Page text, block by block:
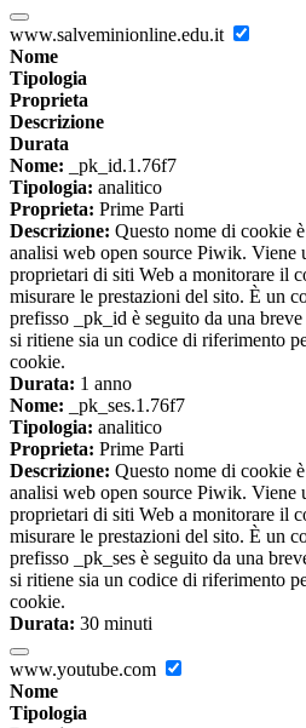
www.salveminionline.edu.it
Nome
Tipologia
Proprieta
Descrizione
Durata
Nome: _pk_id.1.76f7
Tipologia: analitico
Proprieta: Prime Parti
Descrizione: Questo nome di cookie
analisi web open source Piwik. Viene
proprietari di siti Web a monitorare il
misurare le prestazioni del sito. È un
prefisso _pk_id è seguito da una
si ritiene sia un codice di riferimento
cookie.
Durata: 1 anno
Nome: _pk_ses.1.76f7
Tipologia: analitico
Proprieta: Prime Parti
Descrizione: Questo nome di cookie
analisi web open source Piwik. Viene
proprietari di siti Web a monitorare il
misurare le prestazioni del sito. È un
prefisso _pk_ses è seguito da una
si ritiene sia un codice di riferimento
cookie.
Durata: 30 minuti
www.youtube.com
Nome
Tipologia